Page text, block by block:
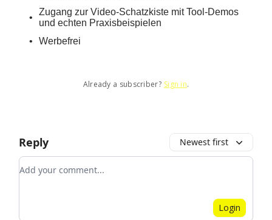
Zugang zur Video-Schatzkiste mit Tool-Demos
und echten Praxisbeispielen
Werbefrei
Already a subscriber? Sign in.
Reply Newest first
Add your comment
Login